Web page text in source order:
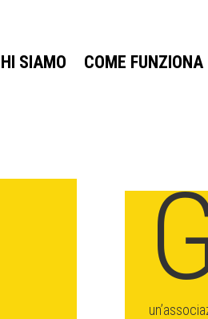
SIAMO COME FUNZIONA
SIAMO COME FUNZIONA